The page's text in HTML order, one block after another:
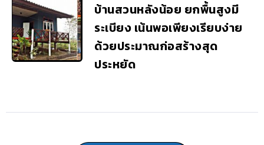
บ้านสวนหลังน้อย ยกพื้นสูงมี
ระเบียง เน้นพอเพียงเรียบง่าย
ด้วยประมาณก่อสร้างสุด
ประหยัด